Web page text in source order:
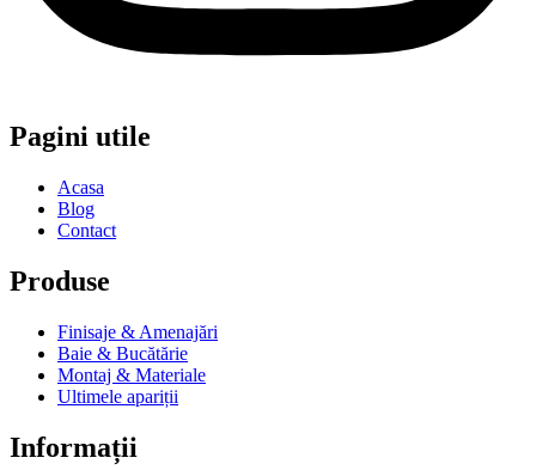
Pagini utile
Acasa
Blog
Contact
Produse
Finisaje & Amenajări
Baie & Bucătărie
Montaj & Materiale
Ultimele apariții
Informații